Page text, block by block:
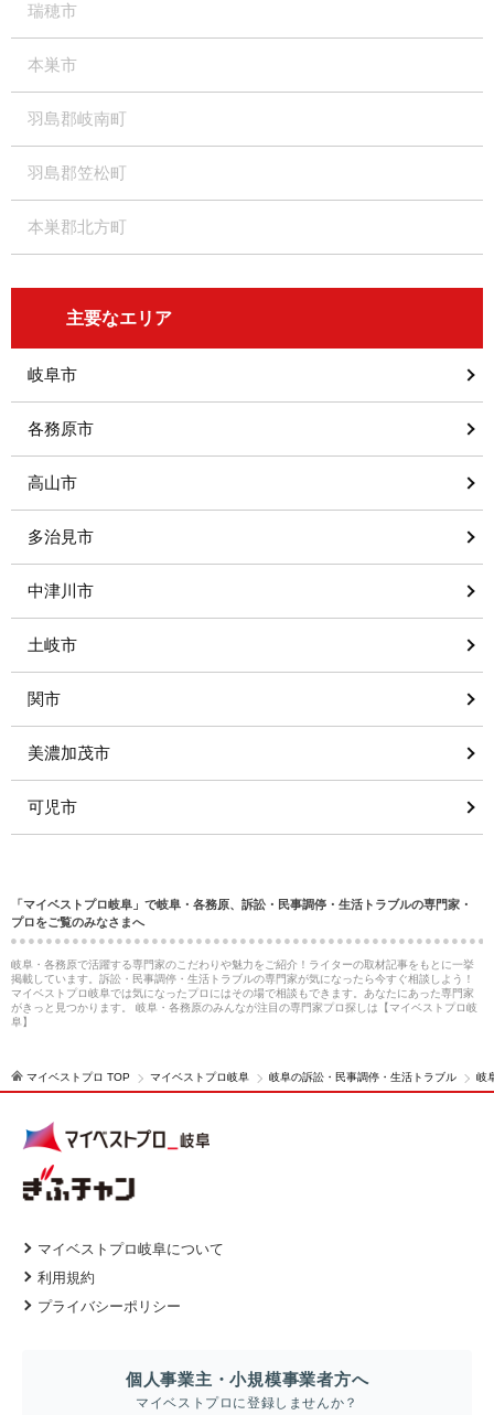
瑞穂市
本巣市
羽島郡岐南町
羽島郡笠松町
本巣郡北方町
主要なエリア
岐阜市
各務原市
高山市
多治見市
中津川市
土岐市
関市
美濃加茂市
可児市
「マイベストプロ岐阜」で岐阜・各務原、訴訟・民事調停・生活トラブルの専門家・
プロをご覧のみなさまへ
岐阜・各務原で活躍する専門家のこだわりや魅力をご紹介！ライターの取材記事をもとに一挙
掲載しています。訴訟・民事調停・生活トラブルの専門家が気になったら今すぐ相談しよう！
マイベストプロ岐阜では気になったプロにはその場で相談もできます。あなたにあった専門家
がきっと見つかります。 岐阜・各務原のみんなが注目の専門家プロ探しは【マイベストプロ岐
阜】
マイベストプロ TOP マイベストプロ岐阜 岐阜の訴訟・民事調停・生活トラブル 岐
マイベストプロ岐阜について
利用規約
プライバシーポリシー
個人事業主・小規模事業者方へ
マイベストプロに登録しませんか？